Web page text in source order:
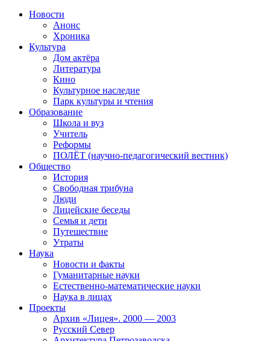
Новости
Анонс
Хроника
Культура
Дом актёра
Литература
Кино
Культурное наследие
Парк культуры и чтения
Образование
Школа и вуз
Учитель
Реформы
ПОЛЁТ (научно-педагогический вестник)
Общество
История
Свободная трибуна
Люди
Лицейские беседы
Семья и дети
Путешествие
Утраты
Наука
Новости и факты
Гуманитарные науки
Естественно-математические науки
Наука в лицах
Проекты
Архив «Лицея». 2000 — 2003
Русский Север